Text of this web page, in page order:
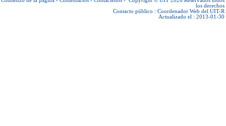
los derechos
Contacto público : Coordenador Web del UIT-R
Actualizado el : 2013-01-30